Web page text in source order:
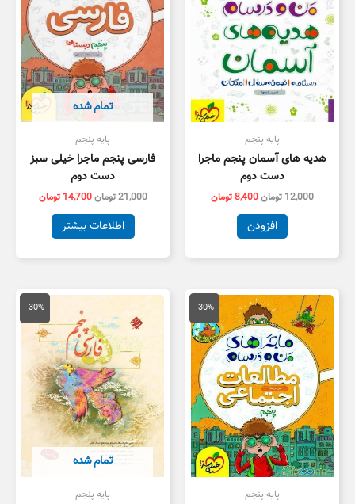
پایه پنجم
هدیه های آسمان پنجم ماجرا
دست دوم
12,000تومان8,400تومان
افزودن
تمام شده
پایه پنجم
فارسی پنجم ماجرا خیلی سبز
دست دوم
21,000تومان14,700 تومان
اطلاعات بیشتر
-30%
پایه پنجم
قیمت
اصلی
16,000 تومان
بود.
قیمت
فعلی
است.
-30%
تمام شده
پایه پنجم
قیمت
اصلی
26,500 تومان
بود.
قیمت
فعلی
است.